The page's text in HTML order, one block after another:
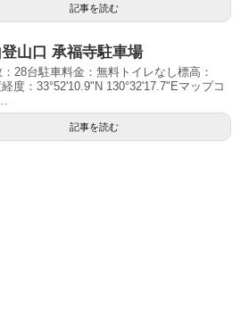
記事を読む
山口 承福寺駐車場
28台駐車料金：無料トイレなし標高：
度：33°52'10.9"N 130°32'17.7"Eマップコ
記事を読む